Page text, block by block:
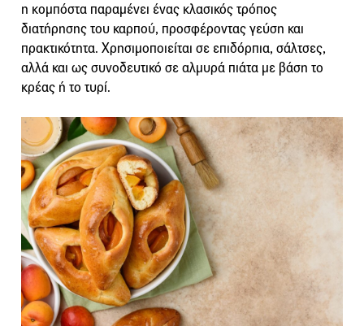
η κομπόστα παραμένει ένας κλασικός τρόπος
διατήρησης του καρπού, προσφέροντας γεύση και
πρακτικότητα. Χρησιμοποιείται σε επιδόρπια, σάλτσες,
αλλά και ως συνοδευτικό σε αλμυρά πιάτα με βάση το
κρέας ή το τυρί.